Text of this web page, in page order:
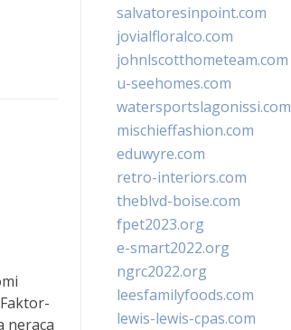
neraca
salvatoresinpoint.com
jovialfloralco.com
johnlscotthometeam.com
u-seehomes.com
watersportslagonissi.com
mischieffashion.com
eduwyre.com
retro-interiors.com
theblvd-boise.com
fpet2023.org
e-smart2022.org
ngrc2022.org
leesfamilyfoods.com
lewis-lewis-cpas.com